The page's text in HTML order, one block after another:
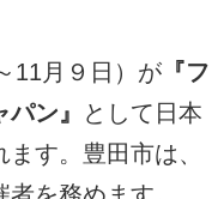
11月９日）が 『フ
ン』
として日本
す。豊田市は、